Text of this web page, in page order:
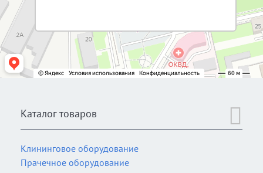
Каталог товаров
Клининговое оборудование
Прачечное оборудование